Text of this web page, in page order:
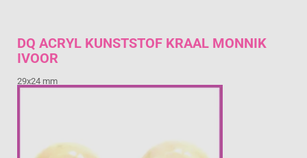
DQ ACRYL KUNSTSTOF KRAAL MONNIK
IVOOR
29x24 mm
